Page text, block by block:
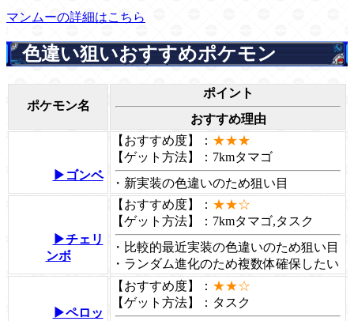
マンムーの詳細はこちら
色違い狙いおすすめポケモン
ポケモン名
ポイント
おすすめ理由
▶ゴンベ
【おすすめ度】： ★★★
【ゲット方法】： 7kmタマゴ
・新実装の色違いのため狙い目
▶チェリ
ンボ
【おすすめ度】： ★★☆
【ゲット方法】： 7kmタマゴ,タスク
・比較的最近実装の色違いのため狙い目
・ランダム進化のため複数体確保したい
▶ペロッ
【おすすめ度】： ★★☆
【ゲット方法】： タスク